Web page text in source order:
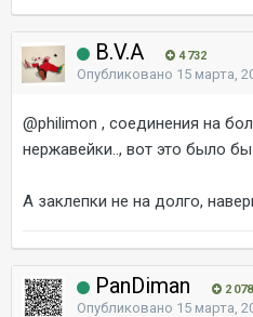
B.V.A 4 732
Опубликовано 15 марта,
@philimon , соединения на
нержавейки.., вот это было
А заклепки не на долго,
PanDiman 2 078
Опубликовано 15 марта,